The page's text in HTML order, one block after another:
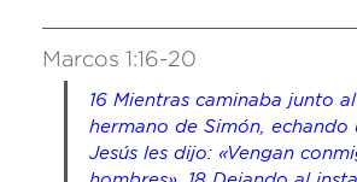
Marcos 1:16-20
16 Mientras caminaba junto
hermano de Simón,
Jesús les dijo: «Vengan